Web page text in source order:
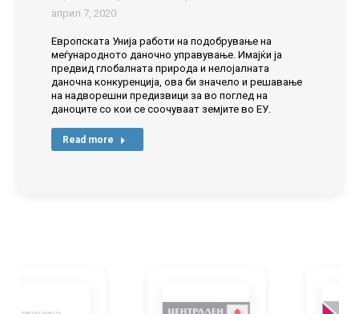
април 7, 2020
Европската Унија работи на подобрување на
меѓународното даночно управување. Имајќи ја
предвид глобалната природа и нелојалната
даночна конкуренција, ова би значело и решавање
на надворешни предизвици за во поглед на
даноците со кои се соочуваат земјите во ЕУ.
Read more